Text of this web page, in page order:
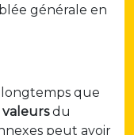
générale en
que
valeursdu
peut avoir